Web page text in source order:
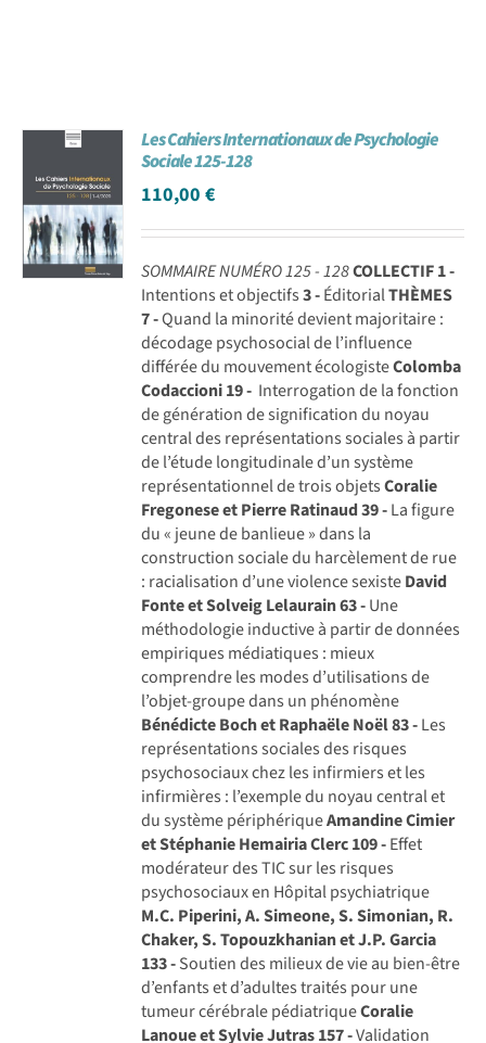
Les Cahiers Internationaux de Psychologie
Sociale 125-128
110,00€
SOMMAIRE NUMÉRO 125 - 128COLLECTIF1 -
Intentions et objectifs3 -ÉditorialTHÈMES
7 -Quand la minorité devient majoritaire :
décodage psychosocial de l’influence
différée du mouvement écologisteColomba
Codaccioni19 - Interrogation de la fonction
de génération de signification du noyau
central des représentations sociales à partir
de l’étude longitudinale d’un système
représentationnel de trois objetsCoralie
Fregonese et Pierre Ratinaud39 -La figure
du « jeune de banlieue » dans la
construction sociale du harcèlement de rue
: racialisation d’une violence sexisteDavid
Fonte et Solveig Lelaurain63 -Une
méthodologie inductive à partir de données
empiriques médiatiques : mieux
comprendre les modes d’utilisations de
l’objet-groupe dans un phénomène
Bénédicte Boch et Raphaële Noël83 -Les
représentations sociales des risques
psychosociaux chez les infirmiers et les
infirmières : l’exemple du noyau central et
du système périphériqueAmandine Cimier
et Stéphanie Hemairia Clerc109 -Effet
modérateur des TIC sur les risques
psychosociaux en Hôpital psychiatrique
M.C. Piperini, A. Simeone, S. Simonian, R.
Chaker, S. Topouzkhanian et J.P. Garcia
133 -Soutien des milieux de vie au bien-être
d’enfants et d’adultes traités pour une
tumeur cérébrale pédiatriqueCoralie
Lanoue et Sylvie Jutras157 -Validation